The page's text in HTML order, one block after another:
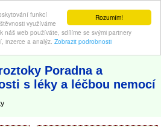
Rozumím!
funkcí
využíváme
náš web používáte, sdílíme se svými partnery
inzerce a analýz. Zobrazit podrobnosti
s léky a léčbou nemocí
Poradna a
s léky a léčbou nemocí